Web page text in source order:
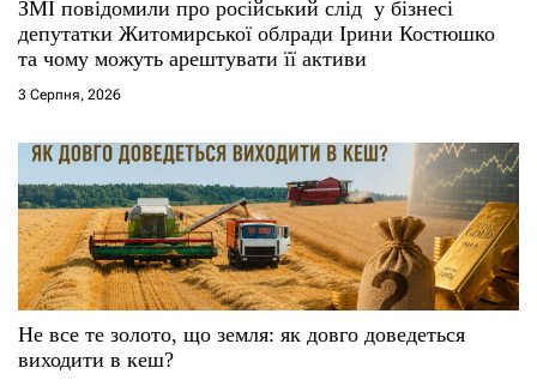
с
і
в
ЗМІ повідомили про російський слід у бізнесі
депутатки Житомирської облради Ірини Костюшко
та чому можуть арештувати її активи
3 Серпня, 2026
Не все те золото, що земля: як довго доведеться
виходити в кеш?